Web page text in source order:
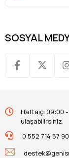
SOSYAL
Haftaiçi 09:00 -
ulaşabilirsiniz.
0 552 714 57 90